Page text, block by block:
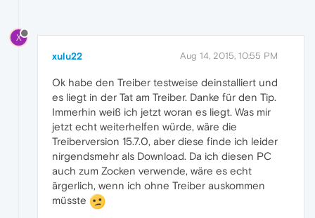
X
xulu22 Aug 14, 2015, 10:55 PM
Ok habe den Treiber testweise deinstalliert und
es liegt in der Tat am Treiber. Danke für den Tip.
Immerhin weiß ich jetzt woran es liegt. Was mir
jetzt echt weiterhelfen würde, wäre die
Treiberversion 15.7.0, aber diese finde ich leider
nirgendsmehr als Download. Da ich diesen PC
auch zum Zocken verwende, wäre es echt
ärgerlich, wenn ich ohne Treiber auskommen
müsste